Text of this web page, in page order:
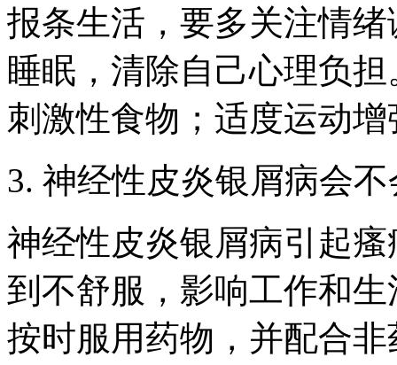
报条生活，要多关注情
睡眠，清除自己心理负
刺激性食物；适度运动
3. 神经性皮炎银屑病会
神经性皮炎银屑病引起
到不舒服，影响工作和
按时服用药物，并配合